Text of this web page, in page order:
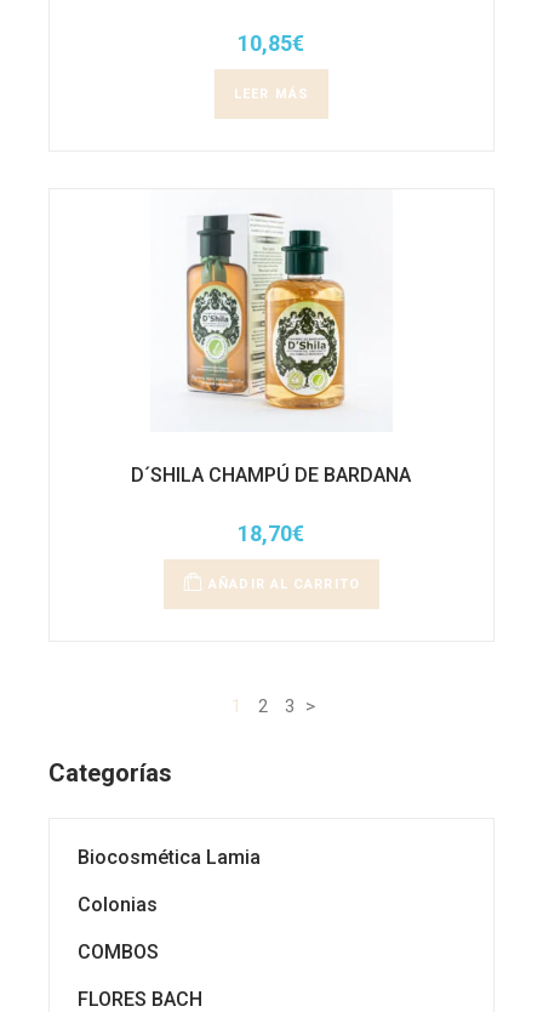
10,85€
LEER MÁS
D´SHILA CHAMPÚ DE BARDANA
18,70€
AÑADIR AL CARRITO
1 2 3 >
Categorías
Biocosmética Lamia
Colonias
COMBOS
FLORES BACH